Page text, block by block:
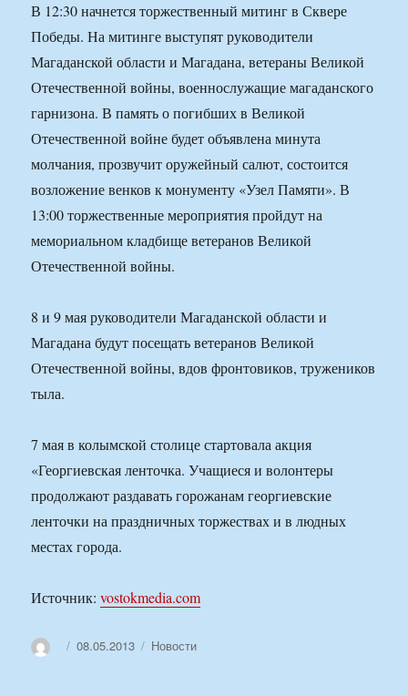
В 12:30 начнется торжественный митинг в Сквере
Победы. На митинге выступят руководители
Магаданской области и Магадана, ветераны Великой
Отечественной войны, военнослужащие магаданского
гарнизона. В память о погибших в Великой
Отечественной войне будет объявлена минута
молчания, прозвучит оружейный салют, состоится
возложение венков к монументу «Узел Памяти». В
13:00 торжественные мероприятия пройдут на
мемориальном кладбище ветеранов Великой
Отечественной войны.
8 и 9 мая руководители Магаданской области и
Магадана будут посещать ветеранов Великой
Отечественной войны, вдов фронтовиков, тружеников
тыла.
7 мая в колымской столице стартовала акция
«Георгиевская ленточка. Учащиеся и волонтеры
продолжают раздавать горожанам георгиевские
ленточки на праздничных торжествах и в людных
местах города.
Источник:vostokmedia.com
АвторОпубликовано
08.05.2013 Рубрики
Новости